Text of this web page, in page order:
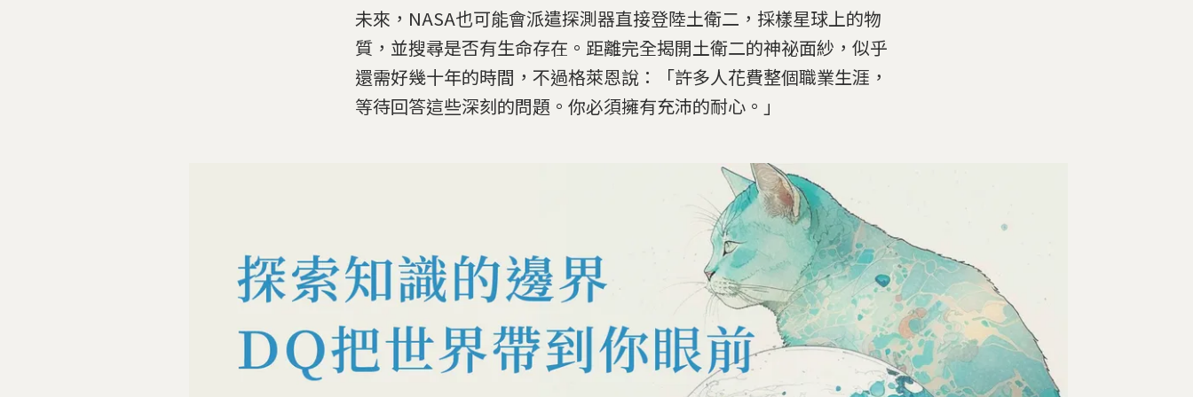
未來，NASA也可能會派遣探測器直接登陸土衛二，採樣星球上的物
質，並搜尋是否有生命存在。距離完全揭開土衛二的神祕面紗，似乎
還需好幾十年的時間，不過格萊恩說：「許多人花費整個職業生涯，
等待回答這些深刻的問題。你必須擁有充沛的耐心。」